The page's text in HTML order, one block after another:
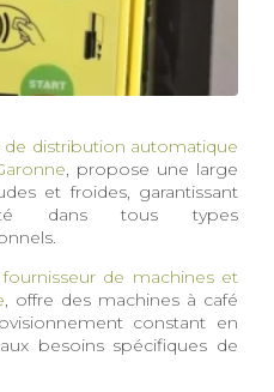
de distribution automatique
, propose une large
et froides, garantissant
dans tous types
fournisseur de machines et
, offre des machines à café
constant en
besoins spécifiques de